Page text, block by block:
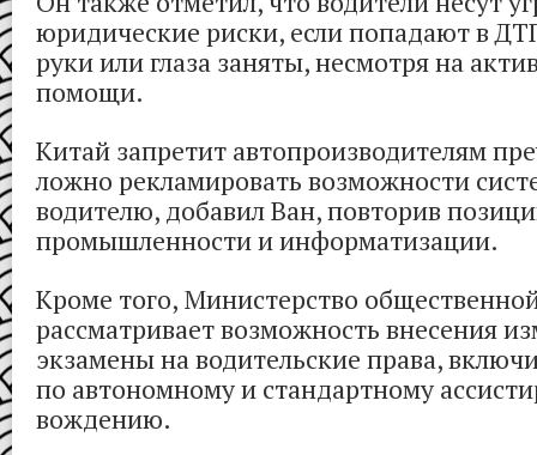
юридические риски, если попадают в
руки или глаза заняты, несмотря на
помощи.
Китай запретит автопроизводителям
ложно рекламировать возможности
водителю, добавил Ван, повторив
промышленности и информатизации.
Кроме того, Министерство
рассматривает возможность внесения
экзамены на водительские права,
по автономному и стандартному
вождению.